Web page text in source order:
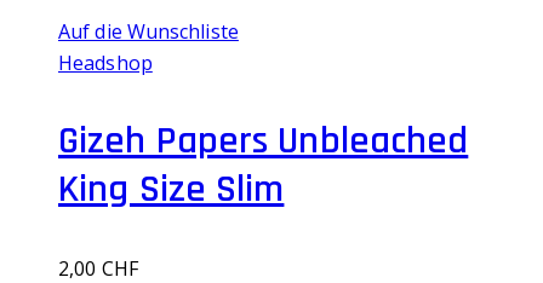
Auf die Wunschliste
Headshop
Gizeh Papers Unbleached
King Size Slim
2,00 CHF